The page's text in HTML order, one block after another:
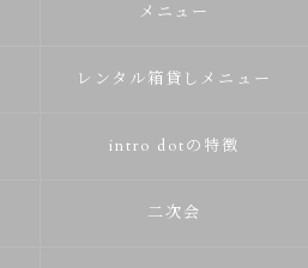
メニュー
レンタル箱貸しメニュー
intro dotの特徴
二次会